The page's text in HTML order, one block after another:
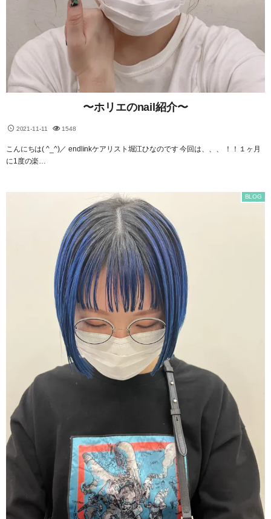
〜ホリエのnail紹介〜
2021-11-11 1548
こんにちは( ^_^)／ endlinkケアリスト堀江ひなのです 今回は、、、 ！！１ヶ月
に1度の楽…
BLOG